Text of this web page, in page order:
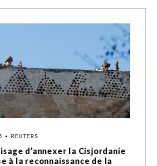
REUTERS
d’annexer la Cisjordanie
à la reconnaissance de la